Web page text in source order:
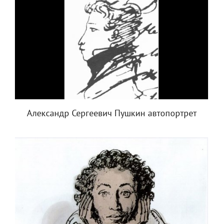
Александр Сергеевич Пушкин автопортрет